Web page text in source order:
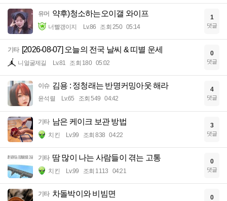
유머 약후)청소하는오이갤 와이프
너빨갱이지 Lv.86 조회 250 05:14
1
댓글
기타 [2026-08-07] 오늘의 전국 날씨 & 띠별 운세
니얼굴제길 Lv.81 조회 180 05:02
0
댓글
이슈 김용 : 정청래는 반명커밍아웃 해라
윤석렬 Lv.65 조회 549 04:42
4
댓글
기타 남은 케이크 보관 방법
치킨 Lv.99 조회 838 04:22
3
댓글
기타 땀 많이 나는 사람들이 겪는 고통
치킨 Lv.99 조회 1113 04:21
0
댓글
기타 차돌박이와 비빔면 0